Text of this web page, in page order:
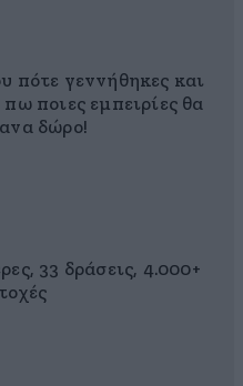
πότε γεννήθηκες και
ποιες εμπειρίες θα
δώρο!
33 δράσεις, 4.000+